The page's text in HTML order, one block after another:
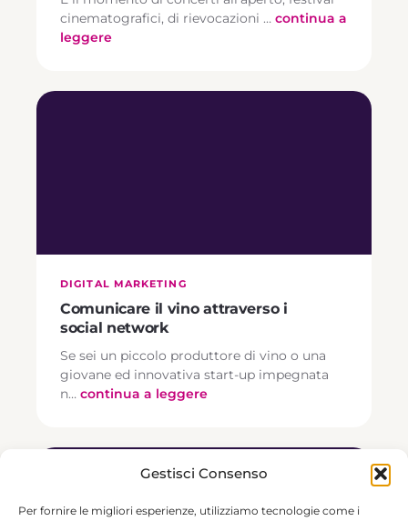
Gestisci Consenso
Per fornire le migliori esperienze, utilizziamo tecnologie come i
cinematografici, di rievocazioni … continua a
leggere
DIGITAL MARKETING
Comunicare il vino attraverso i
social network
Se sei un piccolo produttore di vino o una
giovane ed innovativa start-up impegnata
n… continua a leggere